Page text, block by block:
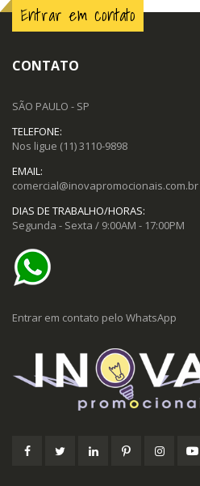
Entrar em contato
CONTATO
SÃO PAULO - SP
TELEFONE:
Nos ligue (11) 3110-9898
EMAIL:
comercial@inovapromocionais.com.br
DIAS DE TRABALHO/HORAS:
Segunda - Sexta / 9:00AM - 17:00PM
Entrar em contato pelo WhatsApp